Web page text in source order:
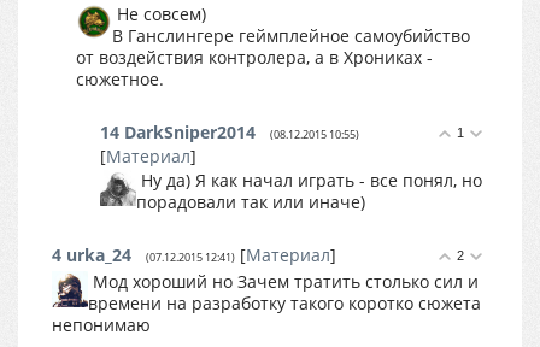
Не совсем)
В Ганслингере геймплейное самоубийство
от воздействия контролера, а в Хрониках -
сюжетное.
1
14 DarkSniper2014 (08.12.2015 10:55)
[Материал]
Ну да) Я как начал играть - все понял, но
порадовали так или иначе)
2
4 urka_24 (07.12.2015 12:41) [Материал]
Мод хороший но Зачем тратить столько сил и
времени на разработку такого коротко сюжета
непонимаю